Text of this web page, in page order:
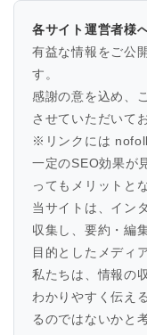
各サイト運営者様
有益な情報をご公
す。
感謝の意を込め、
させていただいて
※リンクには
一定のSEO効果が
ってもメリットと
当サイトは、イン
収集し、要約・編
目的としたメディ
私たちは、情報の
わかりやすく伝え
るのではないかと